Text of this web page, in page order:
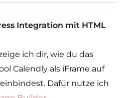
Integration mit HTML
ich dir, wie du das
Calendly als iFrame auf
Dafür nutze ich